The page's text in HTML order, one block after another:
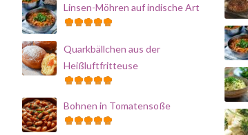
Linsen-Möhren auf indische Art
Quarkbällchen aus der
Heißluftfritteuse
Bohnen in Tomatensoße